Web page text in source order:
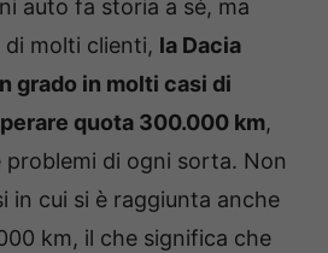
auto fa storia a sé, ma
di molti clienti, la Dacia
grado in molti casi di
quota 300.000 km,
problemi di ogni sorta. Non
in cui si è raggiunta anche
km, il che significa che